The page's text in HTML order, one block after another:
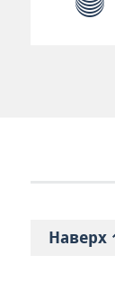
Наверх